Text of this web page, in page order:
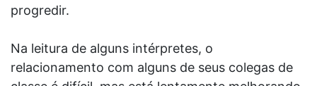
progredir.
Na leitura de alguns intérpretes, o
relacionamento com alguns de seus colegas de